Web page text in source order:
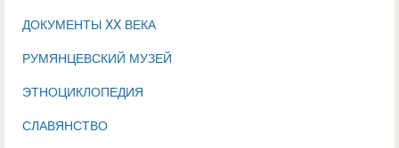
ДОКУМЕНТЫ XX ВЕКА
РУМЯНЦЕВСКИЙ МУЗЕЙ
ЭТНОЦИКЛОПЕДИЯ
СЛАВЯНСТВО